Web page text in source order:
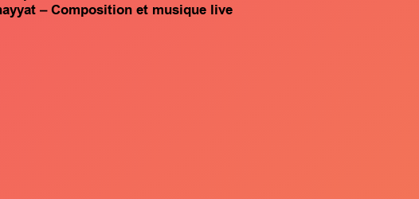
– Composition et musique live